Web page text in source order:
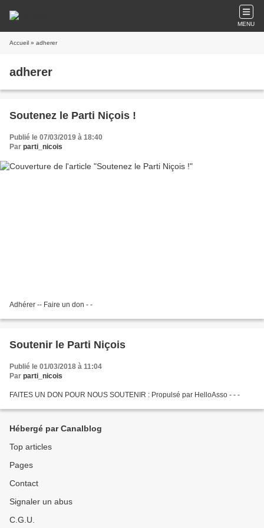
MENU
Accueil » adherer
adherer
Soutenez le Parti Niçois !
Publié le 07/03/2019 à 18:40
Par parti_nicois
Adhérer -- Faire un don - -
Soutenir le Parti Niçois
Publié le 01/03/2018 à 11:04
Par parti_nicois
FAITES UN DON POUR NOUS SOUTENIR : Propulsé par HelloAsso - - -
Hébergé par Canalblog
Top articles
Pages
Contact
Signaler un abus
C.G.U.